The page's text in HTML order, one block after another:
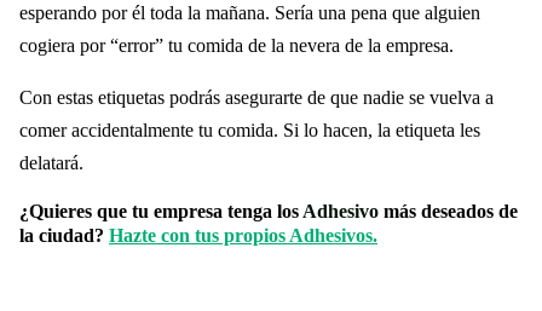
esperando por él toda la mañana. Sería una pena que alguien
cogiera por “error” tu comida de la nevera de la empresa.
Con estas etiquetas podrás asegurarte de que nadie se vuelva a
comer accidentalmente tu comida. Si lo hacen, la etiqueta les
delatará.
¿Quieres que tu empresa tenga los Adhesivo más deseados de
la ciudad? Hazte con tus propios Adhesivos.